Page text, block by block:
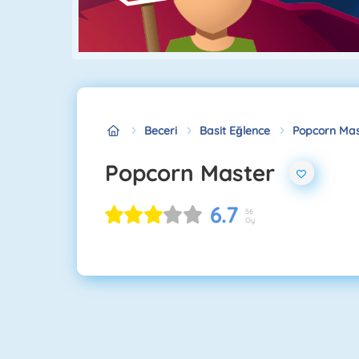
Beceri Basit Eğlence Popcorn
Popcorn Master
6.7
56
Oy